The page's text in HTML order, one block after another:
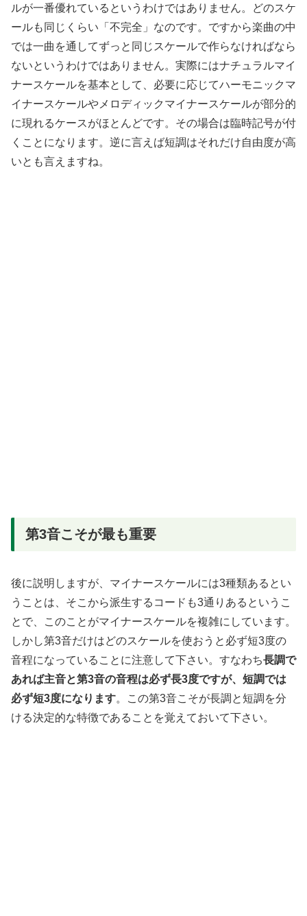
ルが一番優れているというわけではありません。どのスケ
ールも同じくらい「不完全」なのです。ですから楽曲の中
では一曲を通してずっと同じスケールで作らなければなら
ないというわけではありません。実際にはナチュラルマイ
ナースケールを基本として、必要に応じてハーモニックマ
イナースケールやメロディックマイナースケールが部分的
に現れるケースがほとんどです。その場合は臨時記号が付
くことになります。逆に言えば短調はそれだけ自由度が高
いとも言えますね。
第3音こそが最も重要
後に説明しますが、マイナースケールには3種類あるとい
うことは、そこから派生するコードも3通りあるというこ
とで、このことがマイナースケールを複雑にしています。
しかし第3音だけはどのスケールを使おうと必ず短3度の
音程になっていることに注意して下さい。すなわち長調で
あれば主音と第3音の音程は必ず長3度ですが、短調では
必ず短3度になります。この第3音こそが長調と短調を分
ける決定的な特徴であることを覚えておいて下さい。